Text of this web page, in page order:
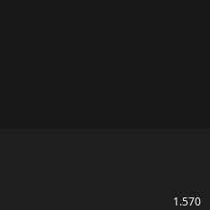
1.570